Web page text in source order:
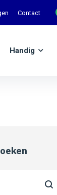
Contact
Handig